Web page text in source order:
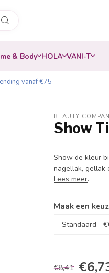
& Body HOLA VANI-T
vanaf €75
BEAUTY
Show
Show de kleur
nagellak, gellak
Lees meer.
Maak een
€8,41